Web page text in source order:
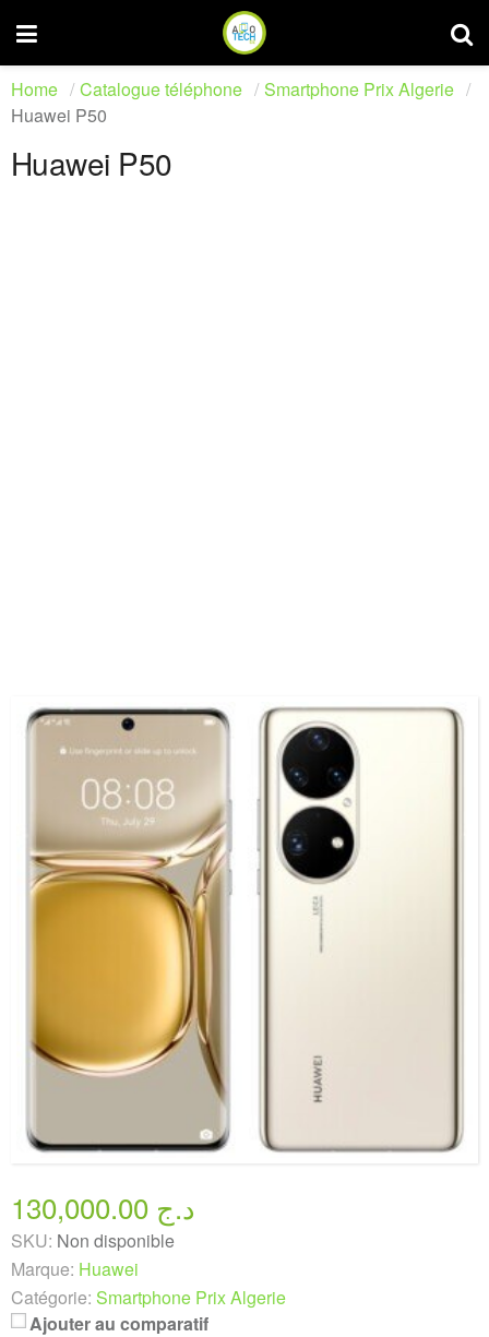
Home Catalogue téléphone
Smartphone Prix Algerie
Huawei P50
Huawei P50
130,000.00 د.ج
SKU: Non disponible
Marque: Huawei
Catégorie: Smartphone Prix Algerie
Ajouter au comparatif